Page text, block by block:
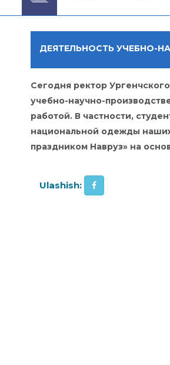
ДЕЯТЕЛЬНОСТЬ УЧЕБНО-
Сегодня ректор
учебно-научно-
работой. В частности,
национальной одежды
праздником Навруз» на
Ulashish: